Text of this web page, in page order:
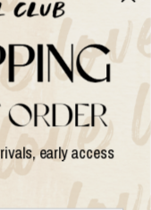
early access